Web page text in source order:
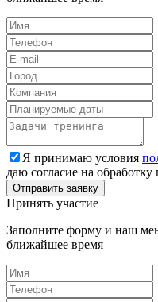
Я принимаю условия
даю согласие на
Принять участие
Заполните форму и наш
ближайшее время